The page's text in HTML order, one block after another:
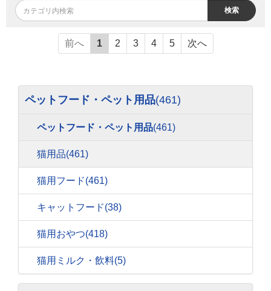
検索
前へ 1 2 3 4 5 次へ
ペットフード・ペット用品(461)
ペットフード・ペット用品(461)
猫用品(461)
猫用フード(461)
キャットフード(38)
猫用おやつ(418)
猫用ミルク・飲料(5)